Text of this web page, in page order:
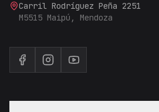
Carril Rodríguez Peña 2251
M5515 Maipú, Mendoza